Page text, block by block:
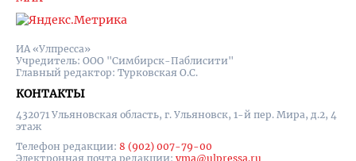
ИА «Улпресса»
Учредитель: ООО "Симбирск-Паблисити"
Главный редактор: Турковская О.С.
КОНТАКТЫ
432071 Ульяновская область, г. Ульяновск, 1-й пер. Мира, д.2, 4
этаж
Телефон редакции: 8 (902) 007-79-00
Электронная почта редакции: yma@ulpressa.ru